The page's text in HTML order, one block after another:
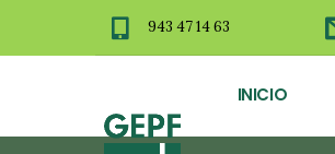
943 47 14 63
INICIO